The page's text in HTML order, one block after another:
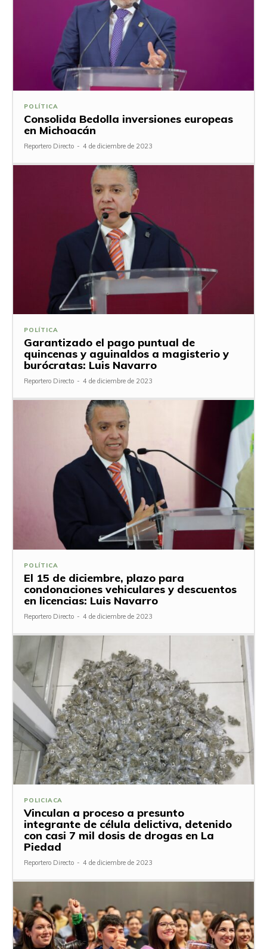
POLÍTICA
Consolida Bedolla inversiones europeas
en Michoacán
Reportero Directo - 4 de diciembre de 2023
POLÍTICA
Garantizado el pago puntual de
quincenas y aguinaldos a magisterio y
burócratas: Luis Navarro
Reportero Directo - 4 de diciembre de 2023
POLÍTICA
El 15 de diciembre, plazo para
condonaciones vehiculares y descuentos
en licencias: Luis Navarro
Reportero Directo - 4 de diciembre de 2023
POLICIACA
Vinculan a proceso a presunto
integrante de célula delictiva, detenido
con casi 7 mil dosis de drogas en La
Piedad
Reportero Directo - 4 de diciembre de 2023